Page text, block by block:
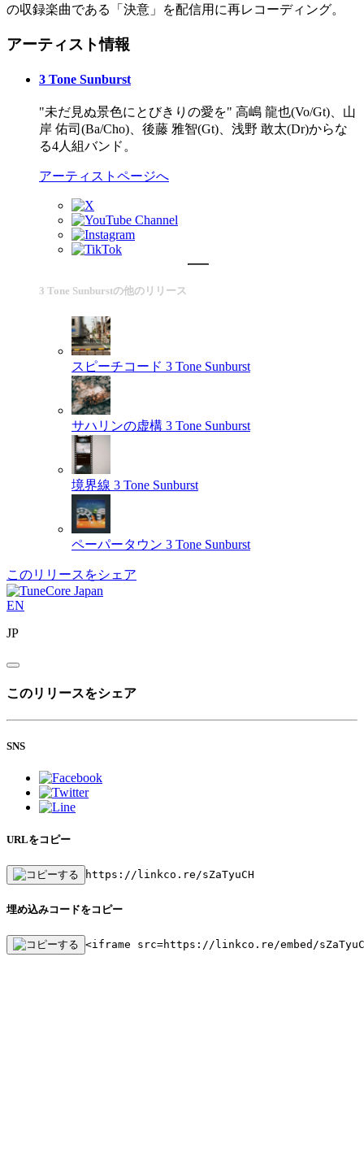
の収録楽曲である「決意」を配信用に再レコーディング。
アーティスト情報
3 Tone Sunburst
"未だ見ぬ景色にとびきりの愛を" 高嶋 龍也(Vo/Gt)、山
岸 佑司(Ba/Cho)、後藤 雅智(Gt)、浅野 敢太(Dr)からな
る4人組バンド。
アーティストページへ
3 Tone Sunburstの他のリリース
スピーチコード 3 Tone Sunburst
サハリンの虚構 3 Tone Sunburst
境界線 3 Tone Sunburst
ペーパータウン 3 Tone Sunburst
このリリースをシェア
EN
JP
このリリースをシェア
SNS
URLをコピー
https://linkco.re/sZaTyuCH
埋め込みコードをコピー
<iframe src=https://linkco.re/embed/